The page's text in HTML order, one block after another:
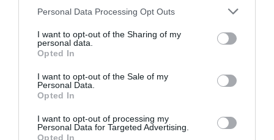
Personal Data Processing Opt Outs
I want to opt-out of the Sharing of my
personal data.
Opted In
I want to opt-out of the Sale of my
Personal Data.
Opted In
I want to opt-out of processing my
Personal Data for Targeted Advertising.
Opted In
Vox se une a Sumar y Podemos (insólito) y
rechaza que Marruecos sea anfitriona del
Mundial 2030: "No es un socio fiable"
José Ángel Gutiérrez
OPINIÓN
“Sánchez es un sinvergüenza que ha
España. Tenemos un Gobierno en
connivencia con Marruecos”: acusa una ceutí